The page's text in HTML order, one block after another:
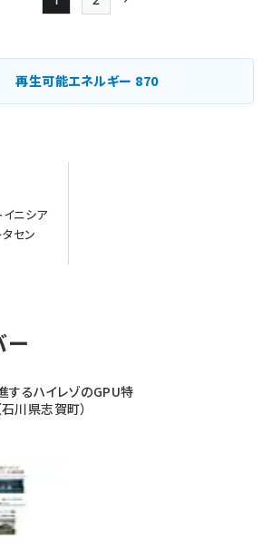
ジ
送
Page Page
再生可能エネルギー 870
イニシア
セン
ー
するハイレゾのGPU特
川県志賀町）